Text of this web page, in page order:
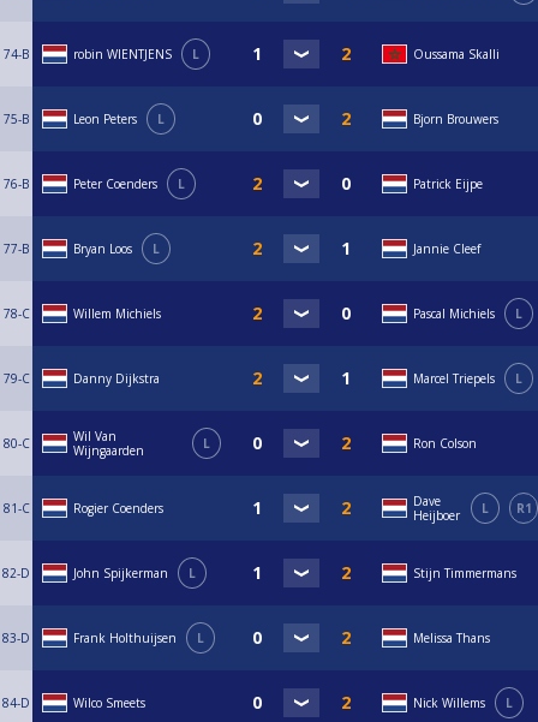
74-B robin WIENTJENS L Oussama Skalli
75-B Leon Peters L Bjorn Brouwers
76-B Peter Coenders L Patrick Eijpe
77-B Bryan Loos L Jannie Cleef
78-C Willem Michiels Pascal Michiels L
79-C Danny Dijkstra Marcel Triepels L
80-C
Wil Van
Wijngaarden
L Ron Colson
81-C Rogier Coenders
Dave
Heijboer
L R1
82-D John Spijkerman L Stijn Timmermans
83-D Frank Holthuijsen L Melissa Thans
84-D Wilco Smeets Nick Willems L